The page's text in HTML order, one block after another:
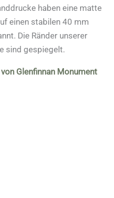
haben eine matte
einen stabilen 40 mm
Die Ränder unserer
sind gespiegelt.
Glenfinnan Monument